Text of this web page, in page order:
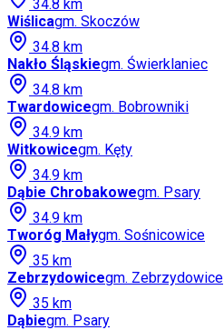
34.8 km
Wiślicagm. Skoczów
34.8 km
Nakło Śląskiegm. Świerklaniec
34.8 km
Twardowicegm. Bobrowniki
34.9 km
Witkowicegm. Kęty
34.9 km
Dąbie Chrobakowegm. Psary
34.9 km
Tworóg Małygm. Sośnicowice
35 km
Zebrzydowicegm. Zebrzydowice
35 km
Dąbiegm. Psary